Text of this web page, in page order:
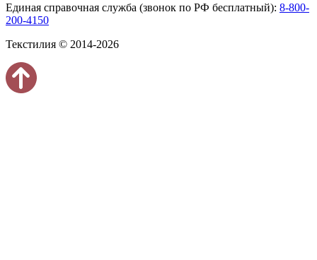
Единая справочная служба (звонок по РФ бесплатный): 8-800-
200-4150
Текстилия © 2014-2026